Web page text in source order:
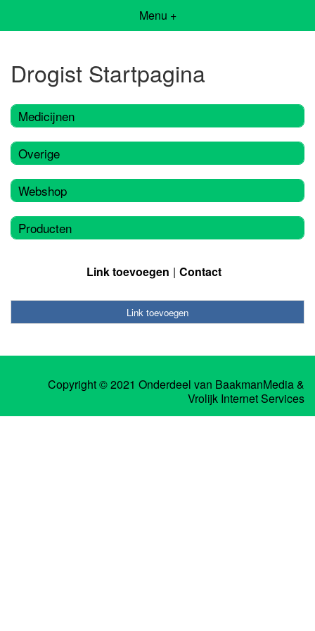
Menu +
Drogist Startpagina
Medicijnen
Overige
Webshop
Producten
Link toevoegen Contact
Link toevoegen
Copyright © 2021 Onderdeel van BaakmanMedia&
Vrolijk Internet Services